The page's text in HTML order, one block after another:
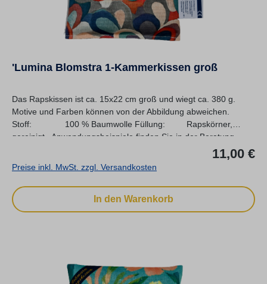
'Lumina Blomstra 1-Kammerkissen groß
Das Rapskissen ist ca. 15x22 cm groß und wiegt ca. 380 g.
Motive und Farben können von der Abbildung abweichen.
Stoff: 100 % Baumwolle Füllung: Rapskörner,
gereinigt Anwendungsbeispiele finden Sie in der Beratung...
11,00 €
Preise inkl. MwSt. zzgl. Versandkosten
In den Warenkorb